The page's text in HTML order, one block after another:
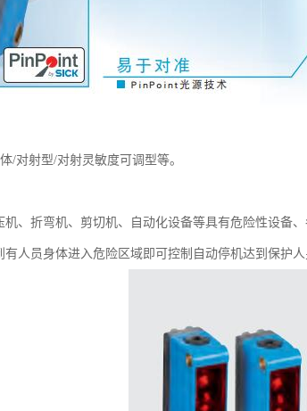
/对射型/对射灵敏度可调型等。
、折弯机、剪切机、自动化设备等具有危险性设备
人员身体进入危险区域即可控制自动停机达到保护人